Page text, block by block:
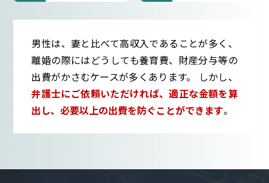
男性は、妻と比べて高収入であることが多く、
離婚の際にはどうしても養育費、財産分与等の
出費がかさむケースが多くあります。 しかし、
弁護士にご依頼いただければ、適正な金額を算
出し、必要以上の出費を防ぐことができます。